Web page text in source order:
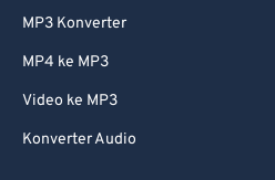
MP3 Konverter
MP4 ke MP3
Video ke MP3
Konverter Audio